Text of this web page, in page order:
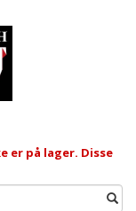
er på lager. Disse